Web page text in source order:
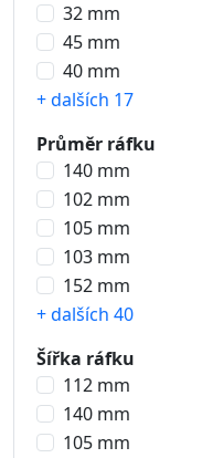
32 mm
45 mm
40 mm
+ dalších 17
Průměr ráfku
140 mm
102 mm
105 mm
103 mm
152 mm
+ dalších 40
Šířka ráfku
112 mm
140 mm
105 mm